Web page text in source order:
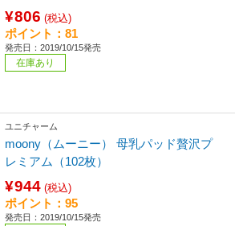
¥806 (税込)
ポイント：81
発売日：2019/10/15発売
在庫あり
ユニチャーム
moony（ムーニー） 母乳パッド贅沢プ
レミアム（102枚）
¥944 (税込)
ポイント：95
発売日：2019/10/15発売